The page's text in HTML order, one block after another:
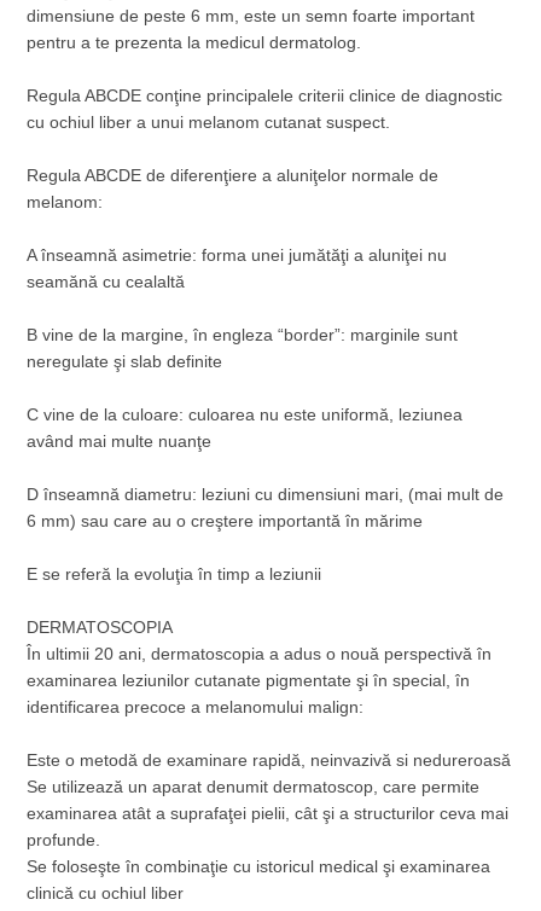
dimensiune de peste 6 mm, este un semn foarte important
pentru a te prezenta la medicul dermatolog.
Regula ABCDE conţine principalele criterii clinice de diagnostic
cu ochiul liber a unui melanom cutanat suspect.
Regula ABCDE de diferenţiere a aluniţelor normale de
melanom:
A înseamnă asimetrie: forma unei jumătăţi a aluniţei nu
seamănă cu cealaltă
B vine de la margine, în engleza “border”: marginile sunt
neregulate şi slab definite
C vine de la culoare: culoarea nu este uniformă, leziunea
având mai multe nuanţe
D înseamnă diametru: leziuni cu dimensiuni mari, (mai mult de
6 mm) sau care au o creştere importantă în mărime
E se referă la evoluţia în timp a leziunii
DERMATOSCOPIA
În ultimii 20 ani, dermatoscopia a adus o nouă perspectivă în
examinarea leziunilor cutanate pigmentate şi în special, în
identificarea precoce a melanomului malign:
Este o metodă de examinare rapidă, neinvazivă si nedureroasă
Se utilizează un aparat denumit dermatoscop, care permite
examinarea atât a suprafaţei pielii, cât şi a structurilor ceva mai
profunde.
Se foloseşte în combinaţie cu istoricul medical şi examinarea
clinică cu ochiul liber